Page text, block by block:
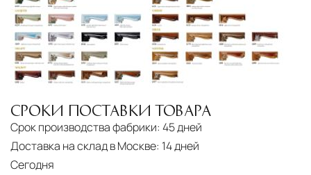
США— центр доставки для
североамериканского сегмента
Другие страны Европы— расширенная
сеть партнёрских складов
Условия доставки по Москве и Московской
области
Для клиентов Москвы и МО предусмотрены
следующие услуги:
СРОКИ ПОСТАВКИ ТОВАРА
Срок производства фабрики: 45 дней
Доставка на склад в Москве: 14 дней
Сегодня